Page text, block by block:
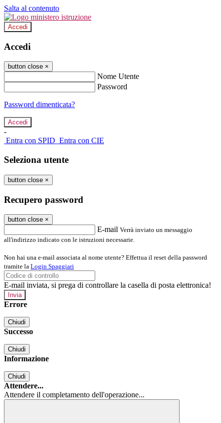
Salta al contenuto
Accedi
Accedi
button close ×
Nome Utente
Password
Password dimenticata?
-
Entra con SPID Entra con CIE
Seleziona utente
button close ×
Recupero password
button close ×
E-mail Verrà inviato un messaggio
all'indirizzo indicato con le istruzioni necessarie.
Non hai una e-mail associata al nome utente? Effettua il reset della password
tramite la Login Spaggiari
E-mail inviata, si prega di controllare la casella di posta elettronica!
Errore
Chiudi
Successo
Chiudi
Informazione
Chiudi
Attendere...
Attendere il completamento dell'operazione...